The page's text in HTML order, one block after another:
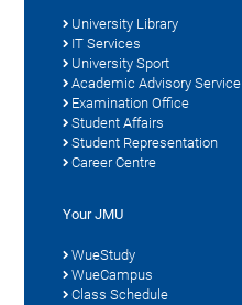
University Library
IT Services
University Sport
Academic Advisory Service
Examination Office
Student Affairs
Student Representation
Career Centre
Your JMU
WueStudy
WueCampus
Class Schedule